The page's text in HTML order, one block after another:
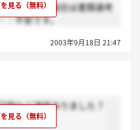
人数が多い場合は書類選考
・不安です。
2003年9月18日 21:47
時など連絡ありました？